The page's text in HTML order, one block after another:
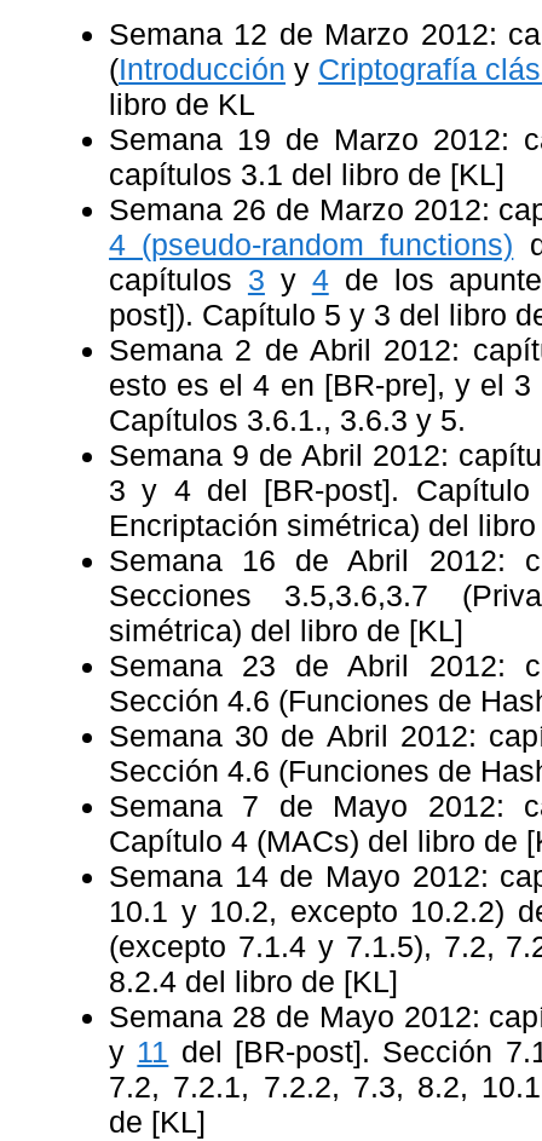
Semana 12 de Marzo 2012:
(Introducción y Criptografía
libro de KL
Semana 19 de Marzo 2012:
capítulos 3.1 del libro de [KL]
Semana 26 de Marzo 2012:
4 (pseudo-random functions)
capítulos 3 y 4de los
post]). Capítulo 5 y 3 del libro
Semana 2 de Abril 2012:
esto es el 4 en [BR-pre], y el
Capítulos 3.6.1., 3.6.3 y 5.
Semana 9 de Abril 2012:
3 y 4 del [BR-post].
Encriptación simétrica) del
Semana 16 de Abril 2012:
Secciones 3.5,3.6,3.7
simétrica) del libro de [KL]
Semana 23 de Abril 2012:
Sección 4.6 (Funciones de
Semana 30 de Abril 2012:
Sección 4.6 (Funciones de
Semana 7 de Mayo 2012:
Capítulo 4 (MACs) del libro de
Semana 14 de Mayo 2012:
10.1 y 10.2, excepto 10.2.2)
(excepto 7.1.4 y 7.1.5), 7.2,
8.2.4 del libro de [KL]
Semana 28 de Mayo 2012:
y 11 del [BR-post]. Sección
7.2, 7.2.1, 7.2.2, 7.3, 8.2,
de [KL]